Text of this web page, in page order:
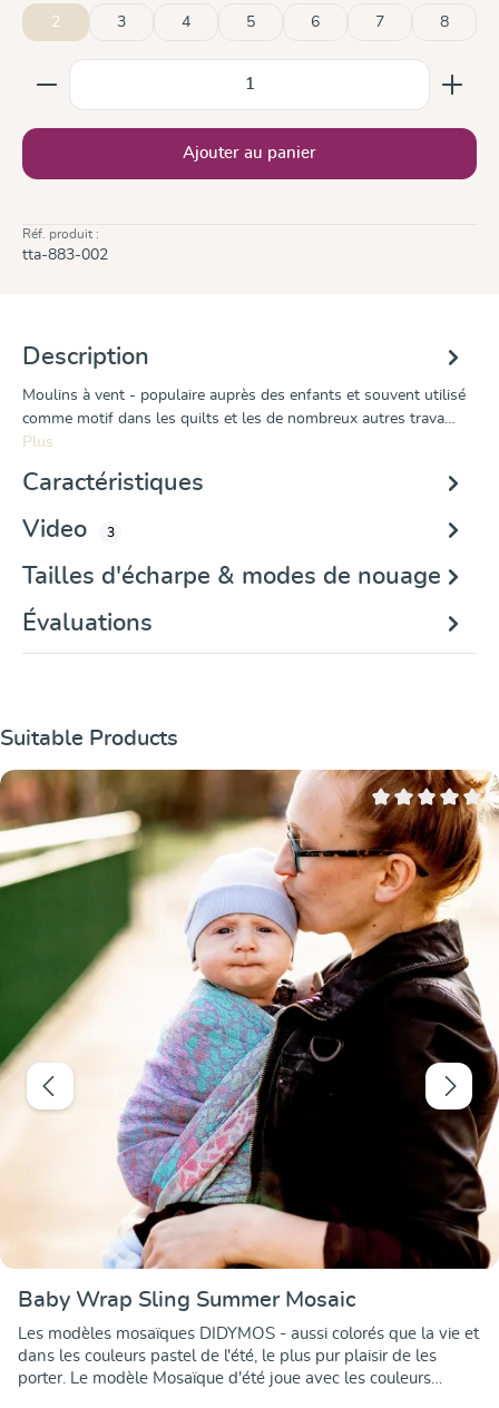
2 3 4 5 6 7 8
Quantité de produit : Entrez la quantité souhaitée
Ajouter au panier
Réf. produit :
tta-883-002
Description
Moulins à vent - populaire auprès des enfants et souvent utilisé
comme motif dans les quilts et les de nombreux autres trava…
Plus
Caractéristiques
Video
3
Tailles d'écharpe & modes de nouage
Évaluations
Ignorer la galerie de produits
Suitable Products
Note moyenne de
Baby Wrap Sling Summer Mosaic
Les modèles mosaïques DIDYMOS - aussi colorés que la vie et
dans les couleurs pastel de l'été, le plus pur plaisir de les
porter. Le modèle Mosaïque d'été joue avec les couleurs